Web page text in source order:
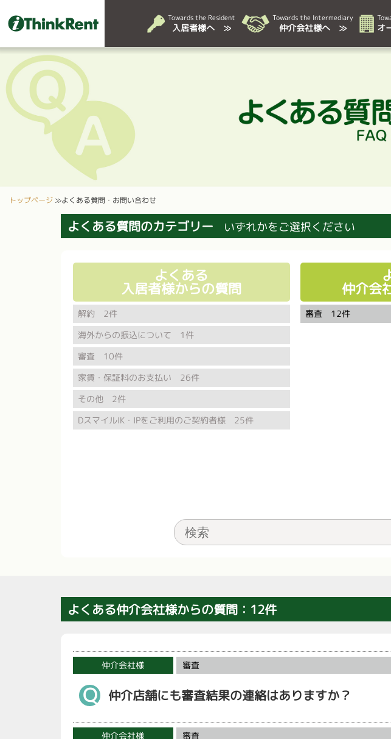
Towards the Resident
入居者様へ ≫
Towards the Intermediary
仲介会社様へ ≫ オ
トップページ ≫よくある質問・お問い合わせ
よくある質問のカテゴリー いずれかをご選択ください
よくある
入居者様からの質問
解約 2件
海外からの振込について 1件
審査 10件
家賃・保証料のお支払い 26件
その他 2件
DスマイルIK・IPをご利用のご契約者様 25件
仲介会
審査 12件
よくある仲介会社様からの質問：12件
仲介会社様 審査
Ｑ 仲介店舗にも審査結果の連絡はありますか？
仲介会社様 審査